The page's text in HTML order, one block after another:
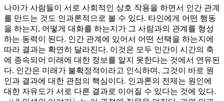
나아가 사람들이 서로 사회적인 상호 작용을 하면서 인간 관계
를 만드는 것도 인과론적으로 볼 수 있다. 타인에게 어떤 행동
을 하는지, 어떻게 대화를 하는지가 그 사람과의 관계를 형성
하는 동력이 된다. 인간 관계에 있어서 어떤 선택을 하는지에
따라 결과는 확연히 달라진다. 이것은 모두 인간이 시간의 축
에 종속되어 미래에 대한 정보를 알지 못한다는 것에서 연유된
다. 인간은 미래가 불확정적이라고 인식하며, 그것이 바로 원
인과 결과에 대한 관점의 핵심이다. 인과론의 전제는 원인에
대한 자유도가 서로 다른 결과로 이어질 수 있다는 것에 있다.